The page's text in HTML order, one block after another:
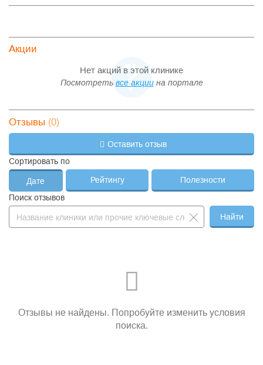
Акции
Нет акций в этой клинике
Посмотреть все акциина портале
Отзывы (0)
Оставить отзыв
Сортировать по
Дате Рейтингу
Полезности
Поиск отзывов
Найти
Отзывы не найдены. Попробуйте изменить условия
поиска.